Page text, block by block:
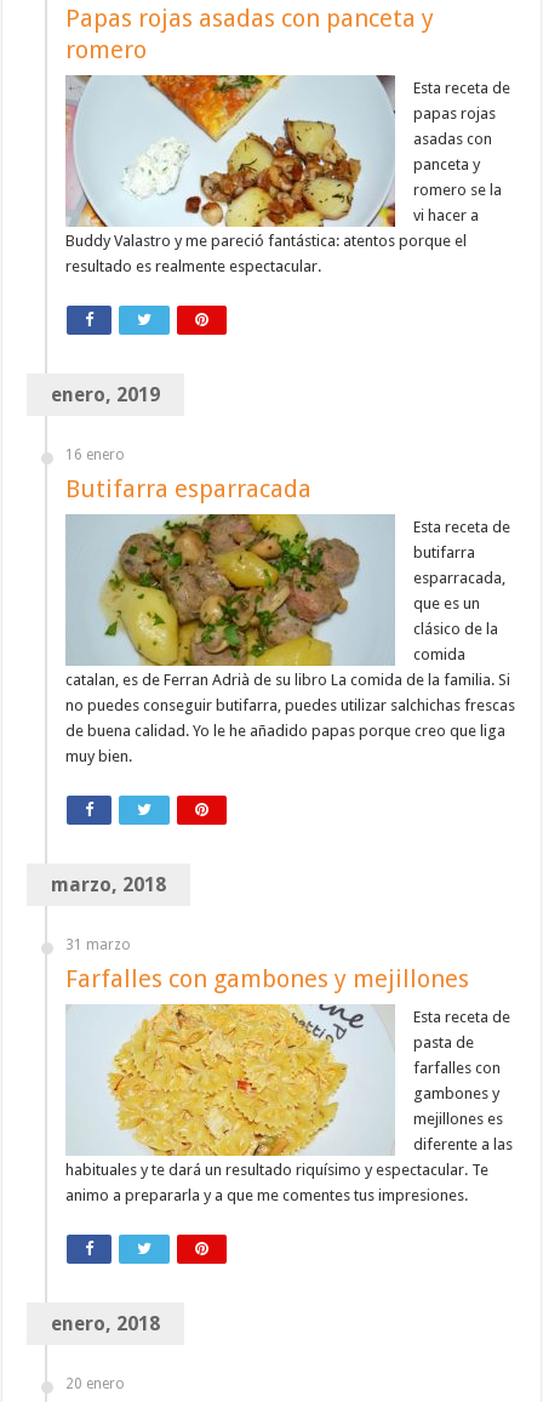
Papas rojas asadas con panceta y
romero
Esta receta de
papas rojas
asadas con
panceta y
romero se la
vi hacer a
Buddy Valastro y me pareció fantástica: atentos porque el
resultado es realmente espectacular.
enero, 2019
16 enero
Butifarra esparracada
Esta receta de
butifarra
esparracada,
que es un
clásico de la
comida
catalan, es de Ferran Adrià de su libro La comida de la familia. Si
no puedes conseguir butifarra, puedes utilizar salchichas frescas
de buena calidad. Yo le he añadido papas porque creo que liga
muy bien.
marzo, 2018
31 marzo
Farfalles con gambones y mejillones
Esta receta de
pasta de
farfalles con
gambones y
mejillones es
diferente a las
habituales y te dará un resultado riquísimo y espectacular. Te
animo a prepararla y a que me comentes tus impresiones.
enero, 2018
20 enero